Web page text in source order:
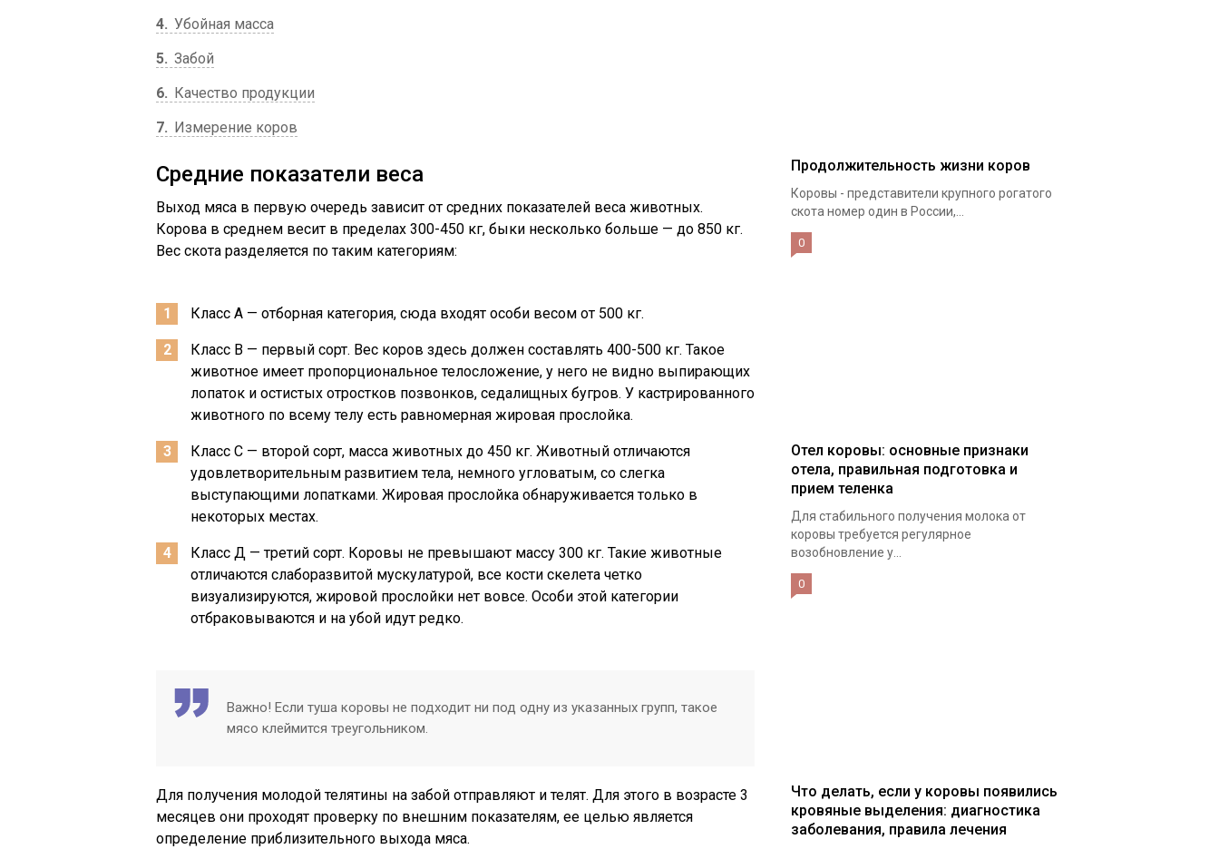
4 Убойная масса
5 Забой
6
Качество продукции
7
Измерение коров
Средние показатели веса
Выход мяса в первую очередь зависит от средних показателей веса животных.
Корова в среднем весит в пределах 300-450 кг, быки несколько больше — до 850 кг.
Вес скота разделяется по таким категориям:
Класс А — отборная категория, сюда входят особи весом от 500 кг.
Класс В — первый сорт. Вес коров здесь должен составлять 400-500 кг. Такое
животное имеет пропорциональное телосложение, у него не видно выпирающих
лопаток и остистых отростков позвонков, седалищных бугров. У кастрированного
животного по всему телу есть равномерная жировая прослойка.
Класс С — второй сорт, масса животных до 450 кг. Животный отличаются
удовлетворительным развитием тела, немного угловатым, со слегка
выступающими лопатками. Жировая прослойка обнаруживается только в
некоторых местах.
Класс Д — третий сорт. Коровы не превышают массу 300 кг. Такие животные
отличаются слаборазвитой мускулатурой, все кости скелета четко
визуализируются, жировой прослойки нет вовсе. Особи этой категории
отбраковываются и на убой идут редко.
Важно! Если туша коровы не подходит ни под одну из указанных групп, такое
мясо клеймится треугольником.
Для получения молодой телятины на забой отправляют и телят. Для этого в возрасте 3
месяцев они проходят проверку по внешним показателям, ее целью является
определение приблизительного выхода мяса.
Продолжительность жизни коров
Коровы - представители крупного рогатого
скота номер один в России,...
0
Отел коровы: основные признаки
отела, правильная подготовка и
прием теленка
Для стабильного получения молока от
коровы требуется регулярное
возобновление у...
0
Что делать, если у коровы появились
кровяные выделения: диагностика
заболевания, правила лечения